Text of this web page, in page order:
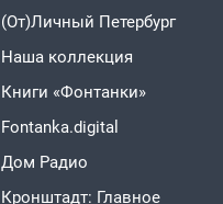
(От)Личный Петербург
Наша коллекция
Книги «Фонтанки»
Fontanka.digital
Дом Радио
Кронштадт: Главное